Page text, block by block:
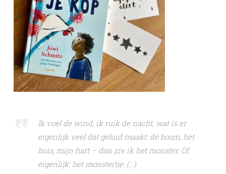
Ik voel de wind, ik ruik de nacht, wat is er
eigenlijk veel dat geluid maakt: de boom, het
huis, mijn hart – dan zie ik het monster. Of
eigenlijk: het monstertje. (…)